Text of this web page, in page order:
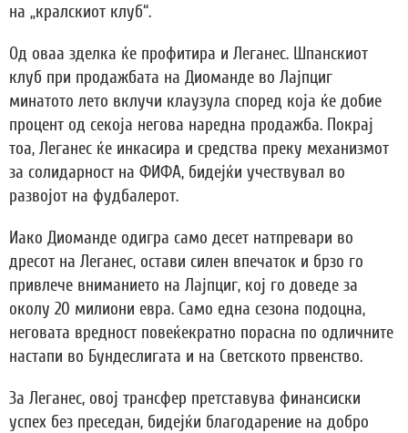
на „кралскиот клуб“.
Од оваа зделка ќе профитира и Леганес. Шпанскиот
клуб при продажбата на Диоманде во Лајпциг
минатото лето вклучи клаузула според која ќе добие
процент од секоја негова наредна продажба. Покрај
тоа, Леганес ќе инкасира и средства преку механизмот
за солидарност на ФИФА, бидејќи учествувал во
развојот на фудбалерот.
Иако Диоманде одигра само десет натпревари во
дресот на Леганес, остави силен впечаток и брзо го
привлече вниманието на Лајпциг, кој го доведе за
околу 20 милиони евра. Само една сезона подоцна,
неговата вредност повеќекратно порасна по одличните
настапи во Бундеслигата и на Светското првенство.
За Леганес, овој трансфер претставува финансиски
успех без преседан, бидејќи благодарение на добро